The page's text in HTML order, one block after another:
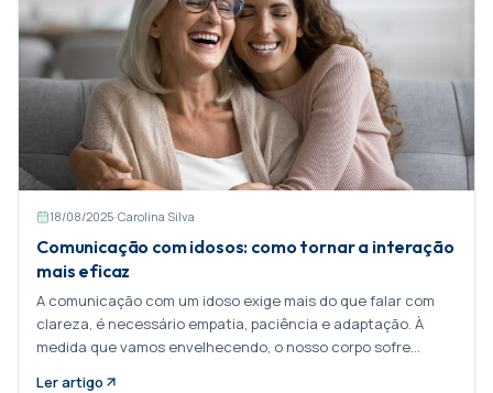
18/08/2025·Carolina Silva
Comunicação com idosos: como tornar a interação
mais eficaz
A comunicação com um idoso exige mais do que falar com
clareza, é necessário empatia, paciência e adaptação. À
medida que vamos envelhecendo, o nosso corpo sofre
Ler artigo